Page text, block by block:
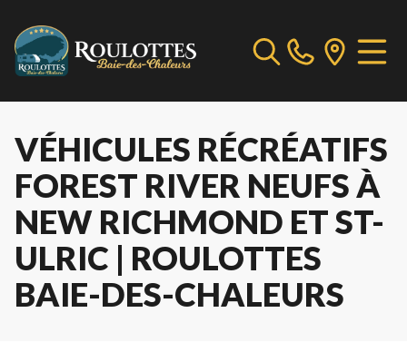
VÉHICULES RÉCRÉATIFS
FOREST RIVER NEUFS À
NEW RICHMOND ET ST-
ULRIC | ROULOTTES
BAIE-DES-CHALEURS